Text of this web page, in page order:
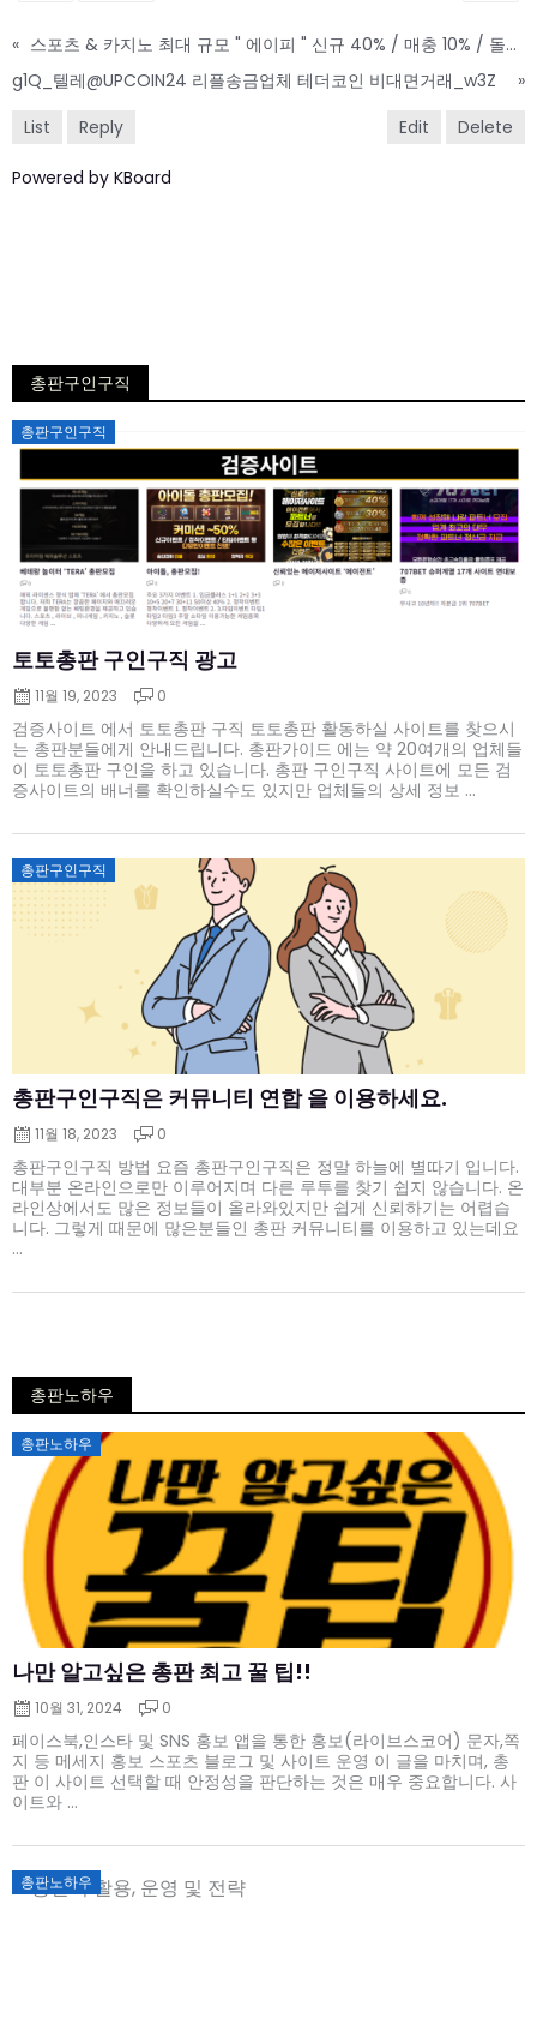
«
스포츠 & 카지노 최대 규모 " 에이피 " 신규 40% / 매충 10% / 돌발 15%
g1Q_텔레@UPCOIN24 리플송금업체 테더코인 비대면거래_w3Z
»
List
Reply Edit Delete
Powered by KBoard
총판구인구직
총판구인구직
토토총판 구인구직 광고
Posted
on
11월 19, 2023 0
검증사이트 에서 토토총판 구직 토토총판 활동하실 사이트를 찾으시
는 총판분들에게 안내드립니다. 총판가이드 에는 약 20여개의 업체들
이 토토총판 구인을 하고 있습니다. 총판 구인구직 사이트에 모든 검
증사이트의 배너를 확인하실수도 있지만 업체들의 상세 정보 ...
총판구인구직
총판구인구직은 커뮤니티 연합 을 이용하세요.
Posted
on
11월 18, 2023 0
총판구인구직 방법 요즘 총판구인구직은 정말 하늘에 별따기 입니다.
대부분 온라인으로만 이루어지며 다른 루투를 찾기 쉽지 않습니다. 온
라인상에서도 많은 정보들이 올라와있지만 쉽게 신뢰하기는 어렵습
니다. 그렇게 때문에 많은분들인 총판 커뮤니티를 이용하고 있는데요
...
총판노하우
총판노하우
나만 알고싶은 총판 최고 꿀 팁!!
Posted
on
10월 31, 2024 0
페이스북,인스타 및 SNS 홍보 앱을 통한 홍보(라이브스코어) 문자,쪽
지 등 메세지 홍보 스포츠 블로그 및 사이트 운영 이 글을 마치며, 총
판 이 사이트 선택할 때 안정성을 판단하는 것은 매우 중요합니다. 사
이트와 ...
총판노하우
Posted
on